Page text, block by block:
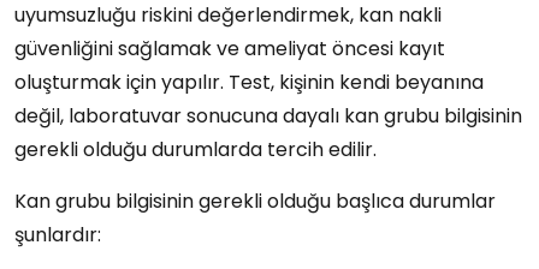
uyumsuzluğu riskini değerlendirmek, kan nakli
güvenliğini sağlamak ve ameliyat öncesi kayıt
oluşturmak için yapılır. Test, kişinin kendi beyanına
değil, laboratuvar sonucuna dayalı kan grubu bilgisinin
gerekli olduğu durumlarda tercih edilir.
Kan grubu bilgisinin gerekli olduğu başlıca durumlar
şunlardır: